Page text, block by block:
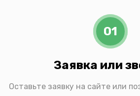
01
Заявка или
Оставьте заявку на сайте или